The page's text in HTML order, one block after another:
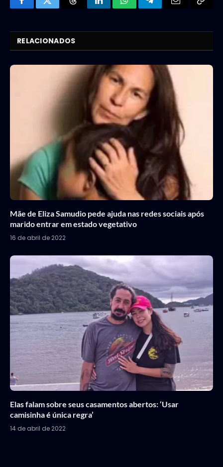
FacebookTwitter ThreadsLinkedInWhatsAppTelegram
RELACIONADOS
Mãe de Eliza Samudio pede ajuda nas redes sociais após
marido entrar em estado vegetativo
16 de abril de 2022
Elas falam sobre seus casamentos abertos: ‘Usar
camisinha é única regra’
14 de abril de 2022